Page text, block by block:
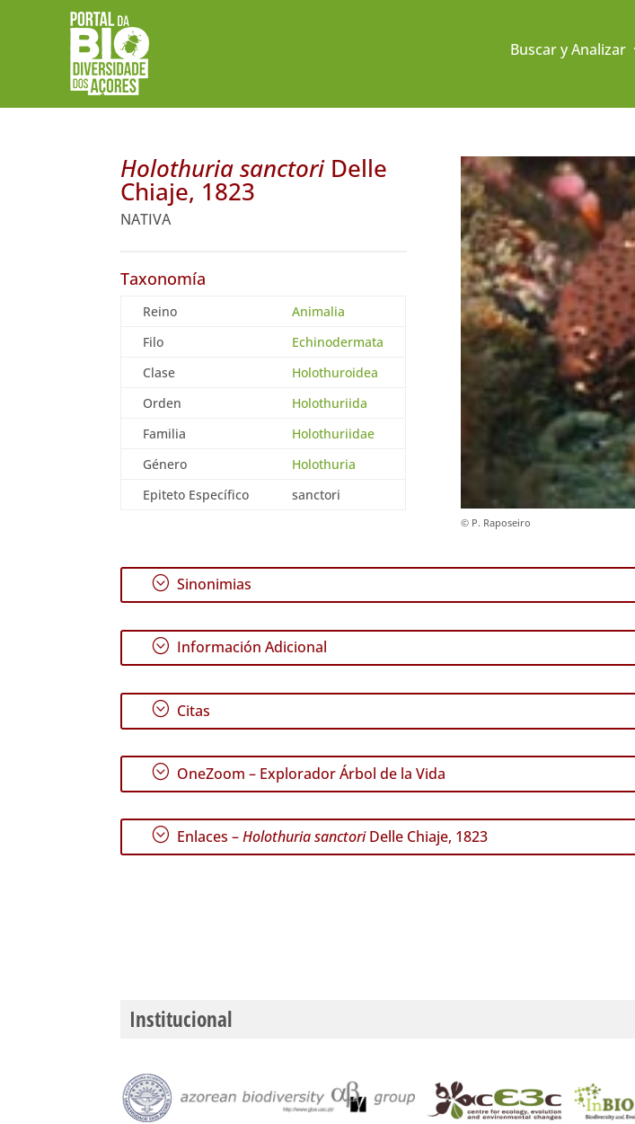
Buscar y Analizar
Holothuria sanctoriDelle
Chiaje, 1823
NATIVA
Taxonomía
Reino
Animalia
Filo
Echinodermata
Clase
Holothuroidea
Orden
Holothuriida
Familia
Holothuriidae
Género
Holothuria
Epiteto Específico
sanctori
© P. Raposeiro
; Sinonimias
; Información Adicional
; Citas
; OneZoom – Explorador Árbol de la Vida
; Enlaces –Holothuria sanctoriDelle Chiaje, 1823
Institucional